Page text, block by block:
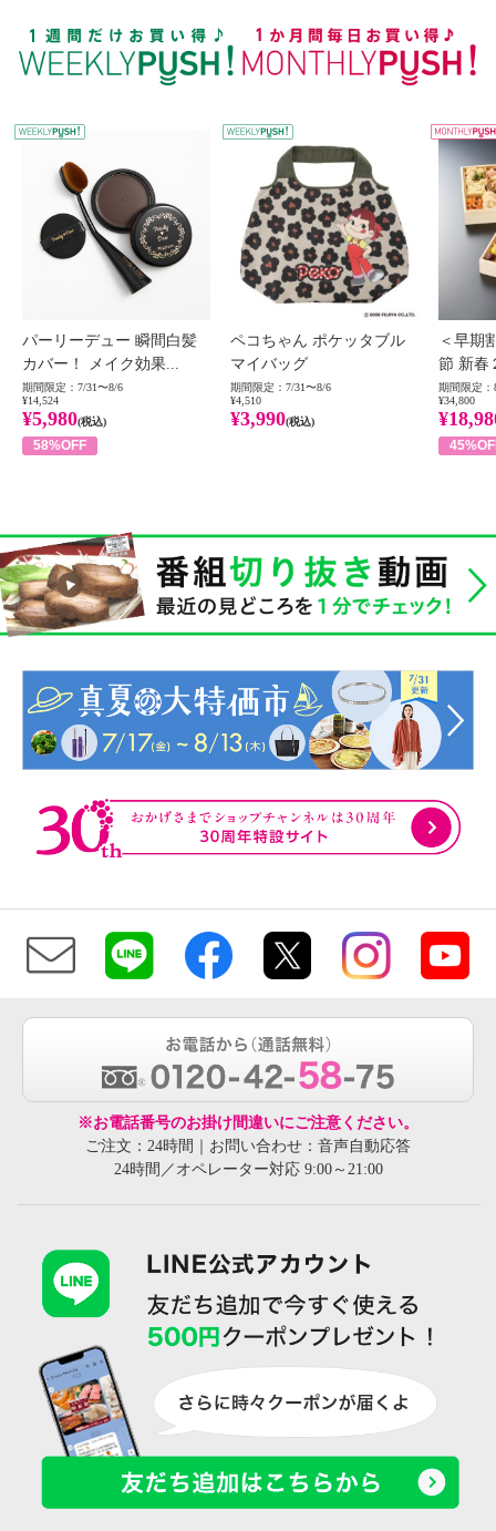
WEEKLY PUSH
パーリーデュー 瞬間白髪
カバー！ メイク効果...
期間限定：7/31〜8/6
¥14,524
¥5,980(税込)
58%OFF
ペコちゃん ポケッタブル
マイバッグ
期間限定：7/31〜8/6
¥4,510
¥3,990(税込)
＜早期
節 新春
期間限定：
¥34,800
※お電話番号のお掛け間違いにご注意ください。
ご注文：24時間｜お問い合わせ：音声自動応答
24時間／オペレーター対応 9:00～21:00